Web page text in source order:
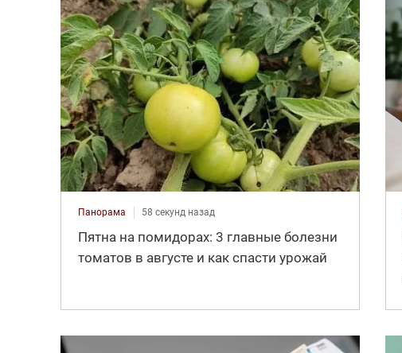
Панорама 58 секунд назад
Пятна на помидорах: 3 главные болезни
томатов в августе и как спасти урожай